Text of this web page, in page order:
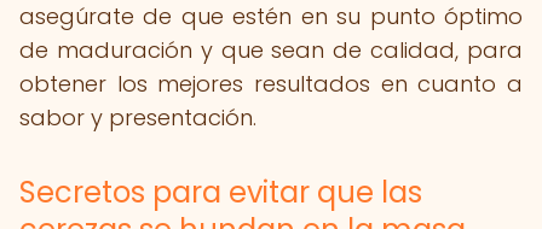
asegúrate de que estén en su punto óptimo
de maduración y que sean de calidad, para
obtener los mejores resultados en cuanto a
sabor y presentación.
Secretos para evitar que las